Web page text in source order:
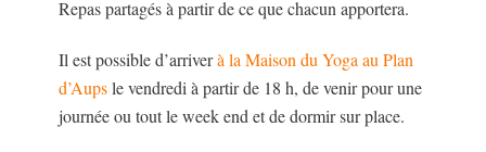
Repas partagés à partir de ce que chacun apportera.
Il est possible d’arriverà la Maison du Yoga au Plan
d’Aupsle vendredi à partir de 18 h, de venir pour une
journée ou tout le week end et de dormir sur place.